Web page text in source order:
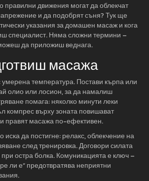
правилни движения могат да облекчат
и да подобрят съня? Тук ще
указания за домашен масаж и кога
специалист. Няма сложни термини –
да приложиш веднага.
масажа
умерена температура. Постави кърпа или
олио или лосион, за да намалиш
помага: няколко минути леки
компрес върху зоната повишават
правят масажа по-ефективен.
иска да постигне: релакс, облекчение на
след тренировка. Договори силата
остра болка. Комуникацията е ключ –
ли е“ предотвратява неприятни